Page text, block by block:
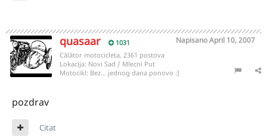
quasaar 1031 NapisanoApril 10, 2007
Călător motocicleta, 2361 postova
Lokacija: Novi Sad / Mlecni Put
Motocikl: Bez... jednog dana ponovo :)
pozdrav
Citat